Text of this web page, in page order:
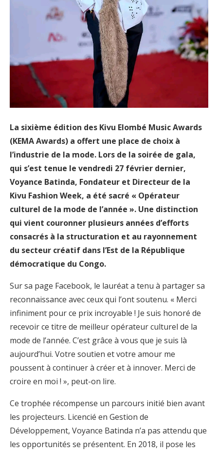
La sixième édition des Kivu Elombé Music Awards
(KEMA Awards) a offert une place de choix à
l’industrie de la mode. Lors de la soirée de gala,
qui s’est tenue le vendredi 27 février dernier,
Voyance Batinda, Fondateur et Directeur de la
Kivu Fashion Week, a été sacré « Opérateur
culturel de la mode de l’année ». Une distinction
qui vient couronner plusieurs années d’efforts
consacrés à la structuration et au rayonnement
du secteur créatif dans l’Est de la République
démocratique du Congo.
Sur sa page Facebook, le lauréat a tenu à partager sa
reconnaissance avec ceux qui l’ont soutenu. « Merci
infiniment pour ce prix incroyable ! Je suis honoré de
recevoir ce titre de meilleur opérateur culturel de la
mode de l’année. C’est grâce à vous que je suis là
aujourd’hui. Votre soutien et votre amour me
poussent à continuer à créer et à innover. Merci de
croire en moi ! », peut-on lire.
Ce trophée récompense un parcours initié bien avant
les projecteurs. Licencié en Gestion de
Développement, Voyance Batinda n’a pas attendu que
les opportunités se présentent. En 2018, il pose les